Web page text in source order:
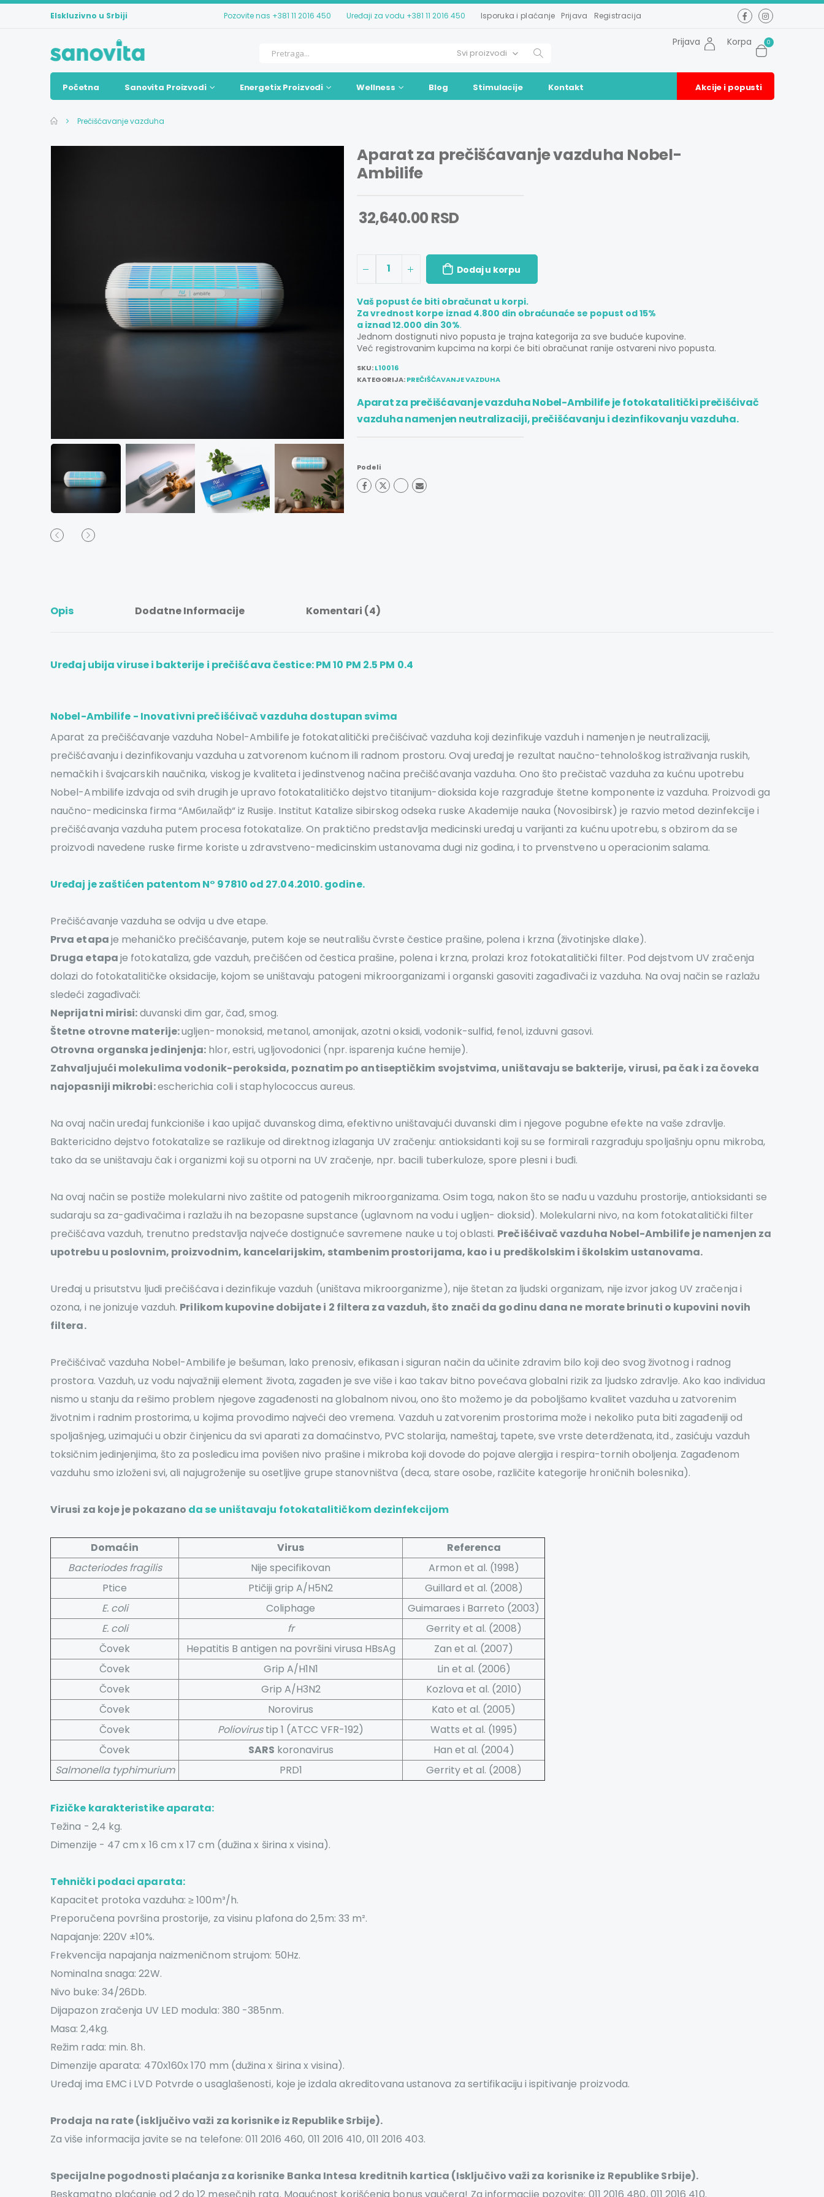
Elskluzivno u Srbiji Pozovite nas +381 11 2016 450 Uređaji za vodu +381 11 2016 450 Isporuka i plaćanje Prijava Registracija
Prijava Korpa 0
Početna Sanovita Proizvodi Energetix Proizvodi Wellness Blog Stimulacije Kontakt Akcije i popusti
Prečišćavanje vazduha
Aparat za prečišćavanje vazduha Nobel-
Ambilife
32,640.00 RSD
1 Dodaj u korpu
Vaš popust će biti obračunat u korpi.
Za vrednost korpe iznad 4.800 din obraćunaće se popust od 15%
a iznad 12.000 din 30%.
Jednom dostignuti nivo popusta je trajna kategorija za sve buduće kupovine.
Već registrovanim kupcima na korpi će biti obračunat ranije ostvareni nivo popusta.
SKU:L10016
KATEGORIJA:PREČIŠĆAVANJE VAZDUHA
Aparat za prečišćavanje vazduha Nobel-Ambilife je fotokatalitički prečišćivač
vazduha namenjen neutralizaciji, prečišćavanju i dezinfikovanju vazduha.
Podeli
Opis Dodatne Informacije Komentari (4)
Uređaj ubija viruse i bakterije i prečišćava čestice: PM 10 PM 2.5 PM 0.4
Nobel-Ambilife - Inovativni prečišćivač vazduha dostupan svima
Aparat za prečišćavanje vazduha Nobel-Ambilife je fotokatalitički prečišćivač vazduha koji dezinfikuje vazduh i namenjen je neutralizaciji,
prečišćavanju i dezinfikovanju vazduha u zatvorenom kućnom ili radnom prostoru. Ovaj uređaj je rezultat naučno-tehnološkog istraživanja ruskih,
nemačkih i švajcarskih naučnika, viskog je kvaliteta i jedinstvenog načina prečišćavanja vazduha. Ono što prečistač vazduha za kućnu upotrebu
Nobel-Ambilife izdvaja od svih drugih je upravo fotokatalitičko dejstvo titanijum-dioksida koje razgrađuje štetne komponente iz vazduha. Proizvodi ga
naučno-medicinska firma “Амбилайф“ iz Rusije. Institut Katalize sibirskog odseka ruske Akademije nauka (Novosibirsk) je razvio metod dezinfekcije i
prečišćavanja vazduha putem procesa fotokatalize. On praktično predstavlja medicinski uređaj u varijanti za kućnu upotrebu, s obzirom da se
proizvodi navedene ruske firme koriste u zdravstveno-medicinskim ustanovama dugi niz godina, i to prvenstveno u operacionim salama.
Uređaj je zaštićen patentom N° 97810 od 27.04.2010. godine.
Prečišćavanje vazduha se odvija u dve etape.
Prva etapaje mehaničko prečišćavanje, putem koje se neutrališu čvrste čestice prašine, polena i krzna (životinjske dlake).
Druga etapaje fotokataliza, gde vazduh, prečišćen od čestica prašine, polena i krzna, prolazi kroz fotokatalitički filter. Pod dejstvom UV zračenja
dolazi do fotokatalitičke oksidacije, kojom se uništavaju patogeni mikroorganizami i organski gasoviti zagađivači iz vazduha. Na ovaj način se razlažu
sledeći zagađivači:
Neprijatni mirisi:duvanski dim gar, čađ, smog.
Štetne otrovne materije:ugljen-monoksid, metanol, amonijak, azotni oksidi, vodonik-sulfid, fenol, izduvni gasovi.
Otrovna organska jedinjenja: hlor, estri, ugljovodonici (npr. isparenja kućne hemije).
Zahvaljujući molekulima vodonik-peroksida, poznatim po antiseptičkim svojstvima, uništavaju se bakterije, virusi, pa čak i za čoveka
najopasniji mikrobi:escherichia coli i staphylococcus aureus.
Na ovaj način uređaj funkcioniše i kao upijač duvanskog dima, efektivno uništavajući duvanski dim i njegove pogubne efekte na vaše zdravlje.
Baktericidno dejstvo fotokatalize se razlikuje od direktnog izlaganja UV zračenju: antioksidanti koji su se formirali razgrađuju spoljašnju opnu mikroba,
tako da se uništavaju čak i organizmi koji su otporni na UV zračenje, npr. bacili tuberkuloze, spore plesni i buđi.
Na ovaj način se postiže molekularni nivo zaštite od patogenih mikroorganizama. Osim toga, nakon što se nađu u vazduhu prostorije, antioksidanti se
sudaraju sa za-gađivačima i razlažu ih na bezopasne supstance (uglavnom na vodu i ugljen- dioksid). Molekularni nivo, na kom fotokatalitički filter
prečišćava vazduh, trenutno predstavlja najveće dostignuće savremene nauke u toj oblasti. Prečišćivač vazduha Nobel-Ambilife je namenjen za
upotrebu u poslovnim, proizvodnim, kancelarijskim, stambenim prostorijama, kao i u predškolskim i školskim ustanovama.
Uređaj u prisutstvu ljudi prečišćava i dezinfikuje vazduh (uništava mikroorganizme), nije štetan za ljudski organizam, nije izvor jakog UV zračenja i
ozona, i ne jonizuje vazduh. Prilikom kupovine dobijate i 2 filtera za vazduh, što znači da godinu dana ne morate brinuti o kupovini novih
filtera.
Prečišćivač vazduha Nobel-Ambilife je bešuman, lako prenosiv, efikasan i siguran način da učinite zdravim bilo koji deo svog životnog i radnog
prostora. Vazduh, uz vodu najvažniji element života, zagađen je sve više i kao takav bitno povećava globalni rizik za ljudsko zdravlje. Ako kao individua
nismo u stanju da rešimo problem njegove zagađenosti na globalnom nivou, ono što možemo je da poboljšamo kvalitet vazduha u zatvorenim
životnim i radnim prostorima, u kojima provodimo najveći deo vremena. Vazduh u zatvorenim prostorima može i nekoliko puta biti zagađeniji od
spoljašnjeg, uzimajući u obzir činjenicu da svi aparati za domaćinstvo, PVC stolarija, nameštaj, tapete, sve vrste deterdženata, itd., zasićuju vazduh
toksičnim jedinjenjima, što za posledicu ima povišen nivo prašine i mikroba koji dovode do pojave alergija i respira-tornih oboljenja. Zagađenom
vazduhu smo izloženi svi, ali najugroženije su osetljive grupe stanovništva (deca, stare osobe, različite kategorije hroničnih bolesnika).
Virusi za koje je pokazano da se uništavaju fotokatalitičkom dezinfekcijom
Domaćin Virus
Referenca
Bacteriodes fragilis
Nije specifikovan
Armon et al. (1998)
Ptice
Ptičiji grip A/H5N2
Guillard et al. (2008)
E. coli
Coliphage
Guimaraes i Barreto (2003)
E. coli
fr
Gerrity et al. (2008)
Čovek
Hepatitis B antigen na površini virusa HBsAg
Zan et al. (2007)
Čovek
Grip A/H1N1
Lin et al. (2006)
Čovek
Grip A/H3N2
Kozlova et al. (2010)
Čovek
Norovirus
Kato et al. (2005)
Čovek
Poliovirustip 1 (ATCC VFR-192)
Watts et al. (1995)
Čovek
SARS koronavirus
Han et al. (2004)
Salmonella typhimurium
PRD1 Gerrity et al. (2008)
Fizičke karakteristike aparata:
Težina - 2,4 kg.
Dimenzije - 47 cm x 16 cm x 17 cm (dužina x širina x visina).
Tehnički podaci aparata:
Kapacitet protoka vazduha: ≥ 100m³/h.
Preporučena površina prostorije, za visinu plafona do 2,5m: 33 m².
Napajanje: 220V ±10%.
Frekvencija napajanja naizmeničnom strujom: 50Hz.
Nominalna snaga: 22W.
Nivo buke: 34/26Db.
Dijapazon zračenja UV LED modula: 380 -385nm.
Masa: 2,4kg.
Režim rada: min. 8h.
Dimenzije aparata: 470х160х 170 mm (dužina x širina x visina).
Uređaj ima EMC i LVD Potvrde o usaglašenosti, koje je izdala akreditovana ustanova za sertifikaciju i ispitivanje proizvoda.
Prodaja na rate (isključivo važi za korisnike iz Republike Srbije).
Za više informacija javite se na telefone: 011 2016 460, 011 2016 410, 011 2016 403.
Specijalne pogodnosti plaćanja za korisnike Banka Intesa kreditnih kartica (Isključivo važi za korisnike iz Republike Srbije).